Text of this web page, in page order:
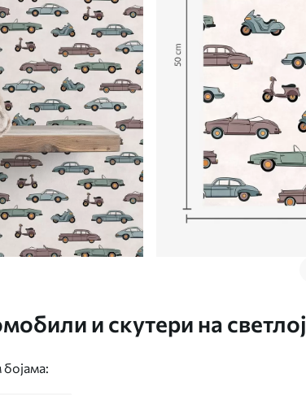
и скутери на светлој
бојама: